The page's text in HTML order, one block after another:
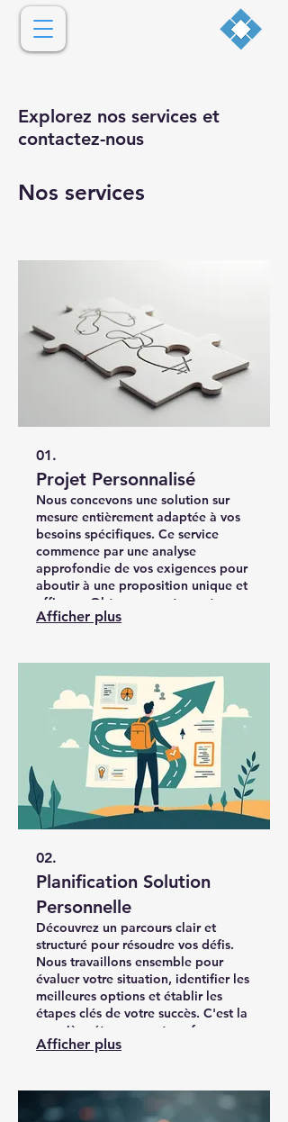
Explorez nos services et
contactez-nous
Nos services
01.
Projet Personnalisé
Nous concevons une solution sur
mesure entièrement adaptée à vos
besoins spécifiques. Ce service
commence par une analyse
approfondie de vos exigences pour
aboutir à une proposition unique et
efficace. Obtenez exactement ce
dont vous avez besoin pour
Afficher plus
02.
Planification Solution
Personnelle
Découvrez un parcours clair et
structuré pour résoudre vos défis.
Nous travaillons ensemble pour
évaluer votre situation, identifier les
meilleures options et établir les
étapes clés de votre succès. C'est la
première étape pour transformer
vos aspirations en réalité.
Afficher plus